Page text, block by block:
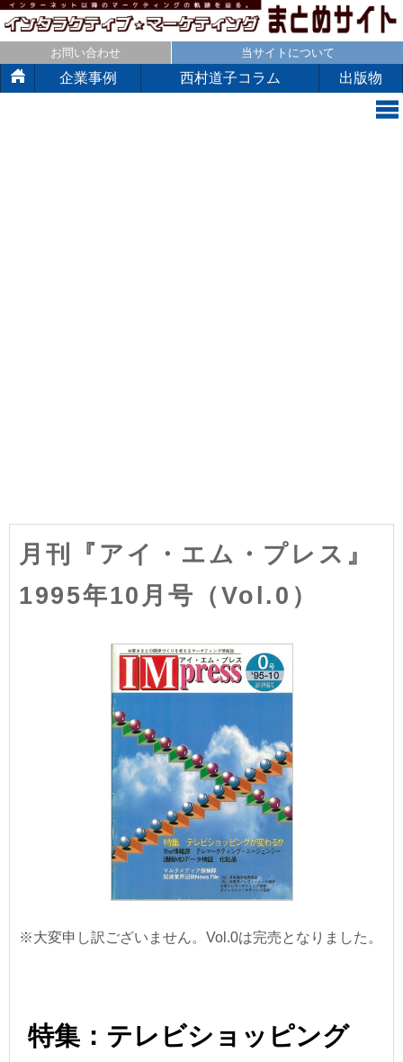
お問い合わせ 当サイトについて
企業事例 西村道子コラム 出版物
月刊『アイ・エム・プレス』
1995年10月号（Vol.0）
※大変申し訳ございません。Vol.0は完売となりました。
特集：テレビショッピング